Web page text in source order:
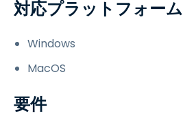
対応プラットフォーム
Windows
MacOS
要件